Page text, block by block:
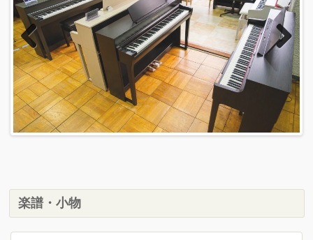
Previous Next
楽譜・小物